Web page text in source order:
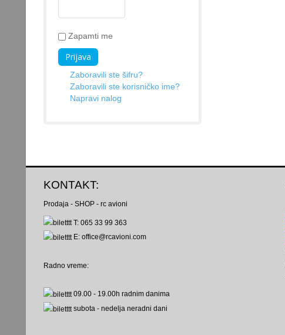
Zapamti me
Zaboravili ste šifru?
Zaboravili ste korisničko ime?
Napravi nalog
KONTAKT:
Prodaja - SHOP - rc avioni
T: 065 33 99 363
E: office@rcavioni.com
Radno vreme:
09.00 - 19.00h radnim danima
subota - nedelja neradni dani